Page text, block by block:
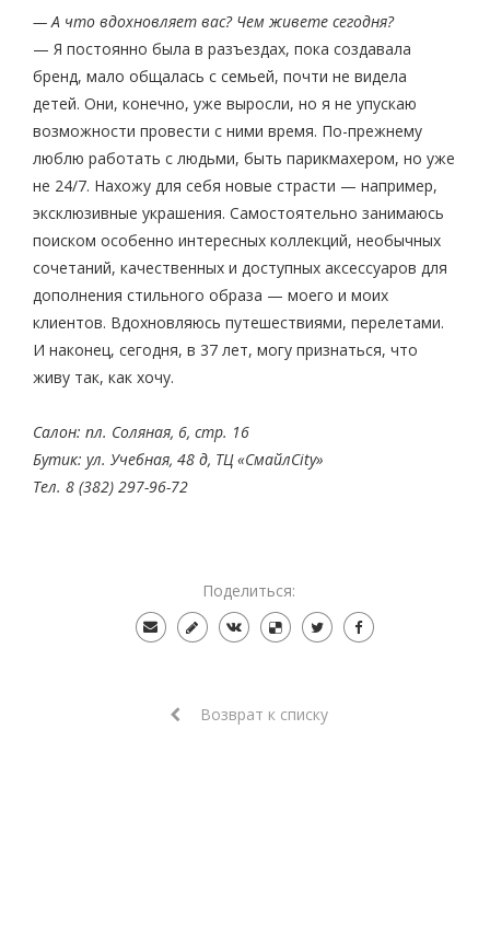
— А что вдохновляет вас? Чем живете сегодня?
— Я постоянно была в разъездах, пока создавала
бренд, мало общалась с семьей, почти не видела
детей. Они, конечно, уже выросли, но я не упускаю
возможности провести с ними время. По-прежнему
люблю работать с людьми, быть парикмахером, но уже
не 24/7. Нахожу для себя новые страсти — например,
эксклюзивные украшения. Самостоятельно занимаюсь
поиском особенно интересных коллекций, необычных
сочетаний, качественных и доступных аксессуаров для
дополнения стильного образа — моего и моих
клиентов. Вдохновляюсь путешествиями, перелетами.
И наконец, сегодня, в 37 лет, могу признаться, что
живу так, как хочу.
Салон: пл. Соляная, 6, стр. 16
Бутик: ул. Учебная, 48 д, ТЦ «СмайлCity»
Тел. 8 (382) 297-96-72
Поделиться:
Возврат к списку